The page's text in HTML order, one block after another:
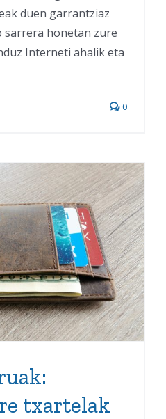
duen garrantziaz
sarrera honetan zure
Interneti ahalik eta
0
babestu
contactless
garaian
txartelak